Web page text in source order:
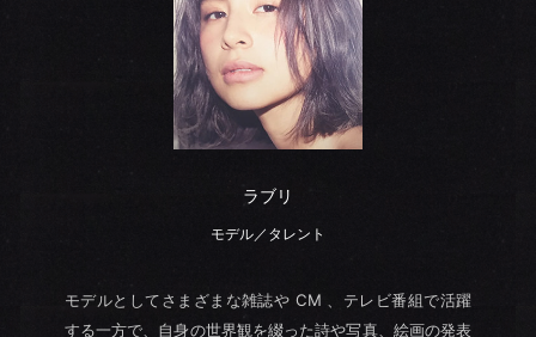
ラブリ
モデル／タレント
モデルとしてさまざまな雑誌や CM 、テレビ番組で活躍
する一方で、自身の世界観を綴った詩や写真、絵画の発表